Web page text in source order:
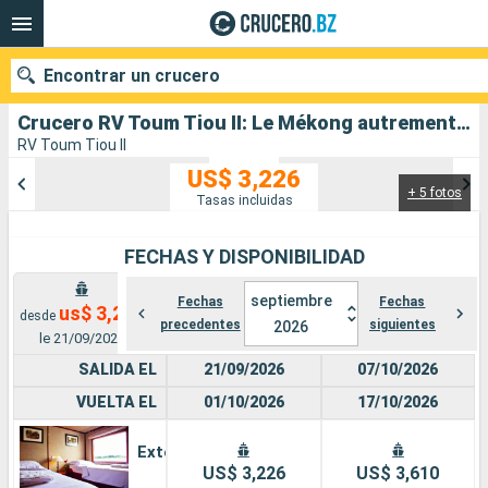
Crucero RV Toum Tiou II: Le Mékong autrement - Entre aventure et sites incontournables salida desde Ho Chi Minh-Ville
RV Toum Tiou II
+ 5 fotos
US$ 3,226
Tasas incluidas
FECHAS Y DISPONIBILIDAD
desde us$ 3,226
le 21/09/2026
Fechas
precedentes
septiembre
2026
Fechas
siguientes
SALIDA EL
VUELTA EL
Exterior
21/09/2026
01/10/2026
US$ 3,226
07/10/2026
17/10/2026
US$ 3,610
Encontrar un crucero
Puertos Compañías
Buscar